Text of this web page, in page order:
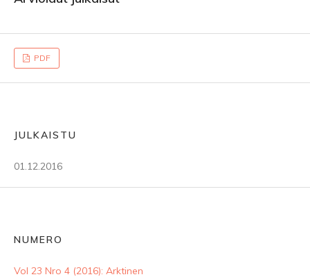
PDF
JULKAISTU
01.12.2016
NUMERO
Vol 23 Nro 4 (2016): Arktinen